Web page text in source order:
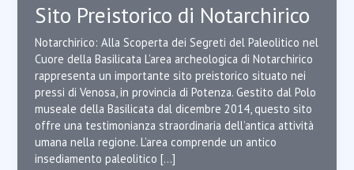
Sito Preistorico di Notarchirico
Notarchirico: Alla Scoperta dei Segreti del Paleolitico nel
Cuore della Basilicata L’area archeologica di Notarchirico
rappresenta un importante sito preistorico situato nei
pressi di Venosa, in provincia di Potenza. Gestito dal Polo
museale della Basilicata dal dicembre 2014, questo sito
offre una testimonianza straordinaria dell’antica attività
umana nella regione. L’area comprende un antico
insediamento paleolitico […]